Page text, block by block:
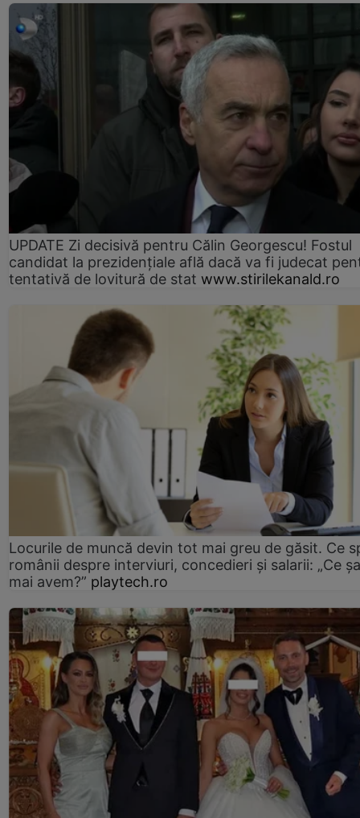
UPDATE Zi decisivă pentru Călin Georgescu! Fostul
candidat la prezidențiale află dacă va fi judecat
tentativă de lovitură de stat www.stirilekanald.ro
Locurile de muncă devin tot mai greu de găsit. Ce
românii despre interviuri, concedieri și salarii: „Ce
mai avem?” playtech.ro